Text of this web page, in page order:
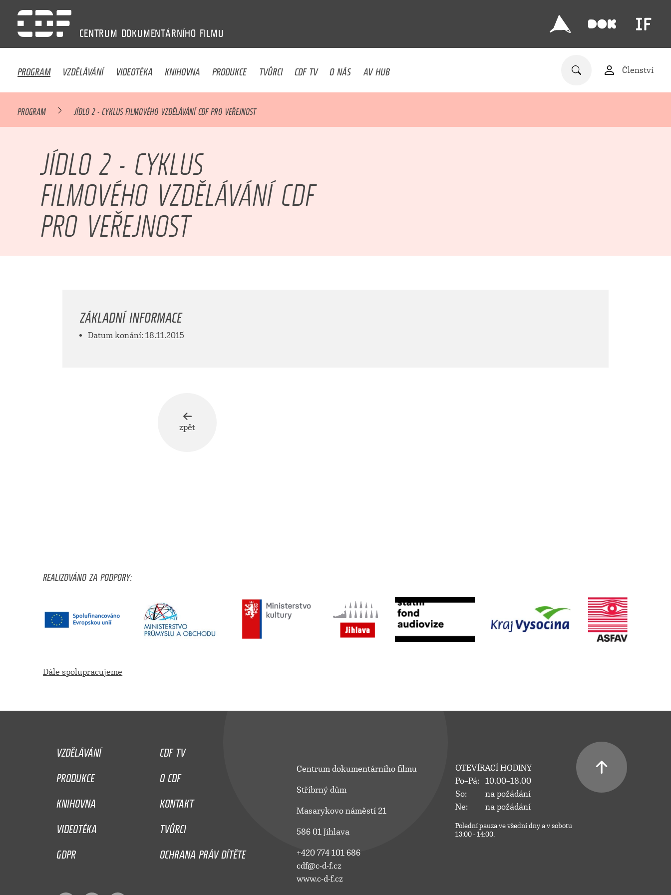
CENTRUM DOKUMENTÁRNÍHO FILMU
PROGRAM VZDĚLÁVÁNÍ VIDEOTÉKA KNIHOVNA PRODUKCE TVŮRCI CDF TV O NÁS AV HUB Členství
PROGRAM JÍDLO 2 - CYKLUS FILMOVÉHO VZDĚLÁVÁNÍ CDF PRO VEŘEJNOST
JÍDLO 2 - CYKLUS
FILMOVÉHO VZDĚLÁVÁNÍ CDF
PRO VEŘEJNOST
ZÁKLADNÍ INFORMACE
Datum konání: 18.11.2015
zpět
REALIZOVÁNO ZA PODPORY:
Dále spolupracujeme
VZDĚLÁVÁNÍ
CDF TV
PRODUKCE
O CDF
KNIHOVNA
KONTAKT
VIDEOTÉKA
TVŮRCI
GDPR
OCHRANA PRÁV DÍTĚTE
Centrum dokumentárního filmu
Stříbrný dům
Masarykovo náměstí 21
586 01 Jihlava
+420 774 101 686
cdf@c-d-f.cz
www.c-d-f.cz
OTEVÍRACÍ HODINY
Po–Pá:
10.00–18.00
So:
na požádání
Ne:
na požádání
Polední pauza ve všední dny a v sobotu
13:00 - 14:00.